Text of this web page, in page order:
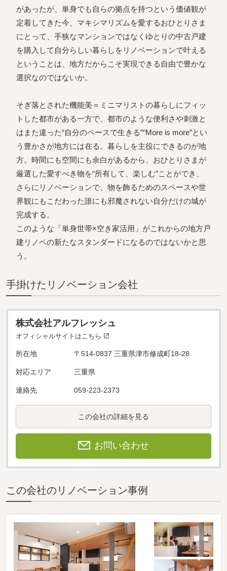
があったが、単身でも自らの拠点を持つという価値観が
定着してきた今、マキシマリズムを愛するおひとりさま
にとって、手狭なマンションではなくゆとりの中古戸建
を購入して自分らしい暮らしをリノベーションで叶える
ということは、地方だからこそ実現できる自由で豊かな
選択なのではないか。
そぎ落とされた機能美＝ミニマリストの暮らしにフィッ
トした都市がある一方で、都市のような便利さや刺激と
はまた違った“自分のペースで生きる”“More is more”とい
う豊かさが地方には在る。暮らしを主役にできるのが地
方。時間にも空間にも余白があるから、おひとりさまが
厳選した愛すべき物を“所有して、楽しむ”ことができ、
さらにリノベーションで、物を飾るためのスペースや世
界観にもこだわった誰にも邪魔されない自分だけの城が
完成する。
このような「単身世帯×空き家活用」がこれからの地方戸
建リノベの新たなスタンダードになるのではないかと思
う。
⼿掛けたリノベーション会社
株式会社アルフレッシュ
オフィシャルサイトはこちら
所在地 〒514-0837 三重県津市修成町18-28
対応エリア 三重県
連絡先 059-223-2373
この会社の詳細を見る
お問い合わせ
この会社のリノベーション事例